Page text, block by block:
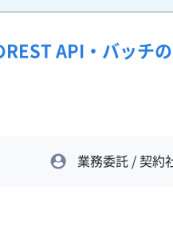
REST API・バッチ
業務委託 / 契約